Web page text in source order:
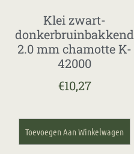
Klei zwart-
donkerbruinbakkend
2.0 mm chamotte K-
42000
€10,27
Toevoegen Aan Winkelwagen